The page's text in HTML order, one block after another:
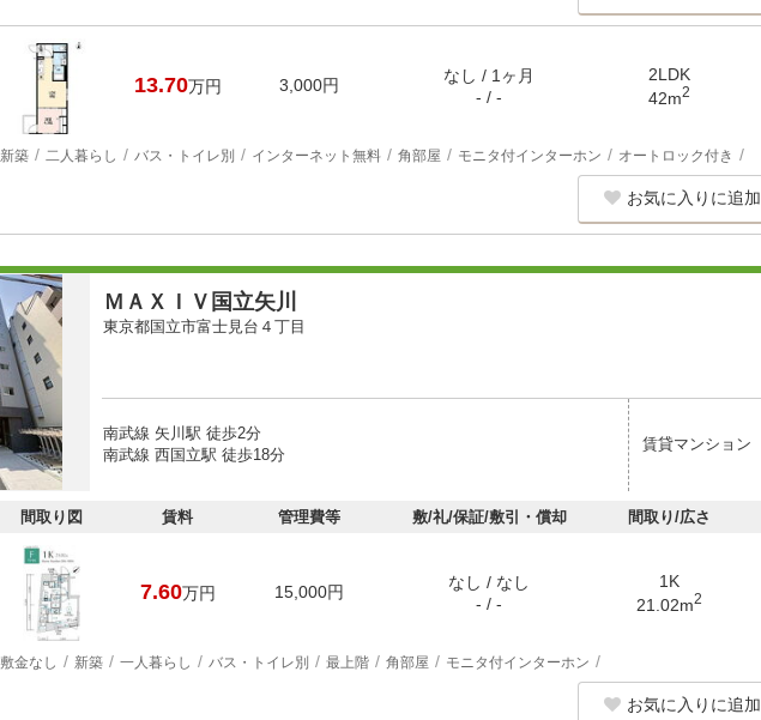
13.70万円 3,000円
なし / 1ヶ月
- / -
2LDK
42m2
新築 二人暮らし バス・トイレ別 インターネット無料 角部屋 モニタ付インターホン オートロック付き
お気に入りに追加
ＭＡＸＩＶ国立矢川
東京都国立市富士見台４丁目
南武線 矢川駅 徒歩2分
南武線 西国立駅 徒歩18分
賃貸マンション
間取り図 賃料 管理費等 敷/礼/保証/敷引・償却 間取り/広さ
7.60万円 15,000円
なし / なし
- / -
1K
21.02m2
敷金なし 新築 一人暮らし バス・トイレ別 最上階 角部屋 モニタ付インターホン
お気に入りに追加